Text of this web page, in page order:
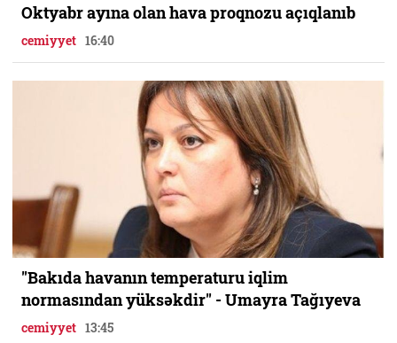
Oktyabr ayına olan hava proqnozu açıqlanıb
cemiyyet 16:40
"Bakıda havanın temperaturu iqlim
normasından yüksəkdir" - Umayra Tağıyeva
cemiyyet 13:45